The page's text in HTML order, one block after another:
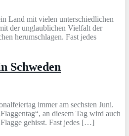
Land mit vielen unterschiedlichen
der unglaublichen Vielfalt der
herumschlagen. Fast jedes
Schweden
immer am sechsten Juni.
an diesem Tag wird auch
gehisst. Fast jedes […]